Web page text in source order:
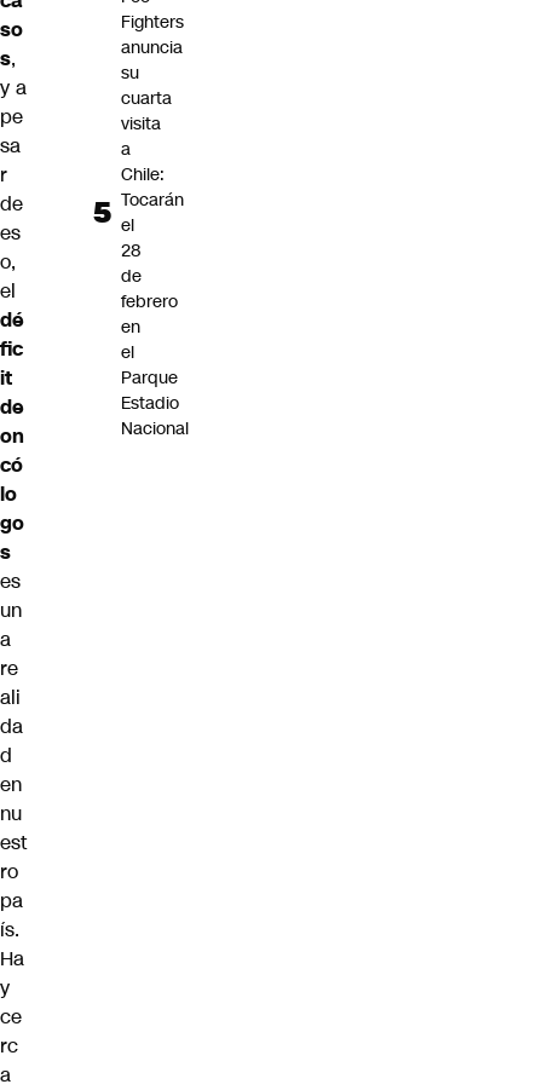
so
s,
y a
pe
sa
r
de
es
o,
el
dé
fic
it
de
on
có
lo
go
s
es
un
a
re
ali
da
d
en
nu
est
ro
pa
ís.
Ha
y
ce
rc
a
Fighters
anuncia
su
cuarta
visita
a
Chile:
Tocarán
el
28
de
febrero
en
el
Parque
Estadio
Nacional